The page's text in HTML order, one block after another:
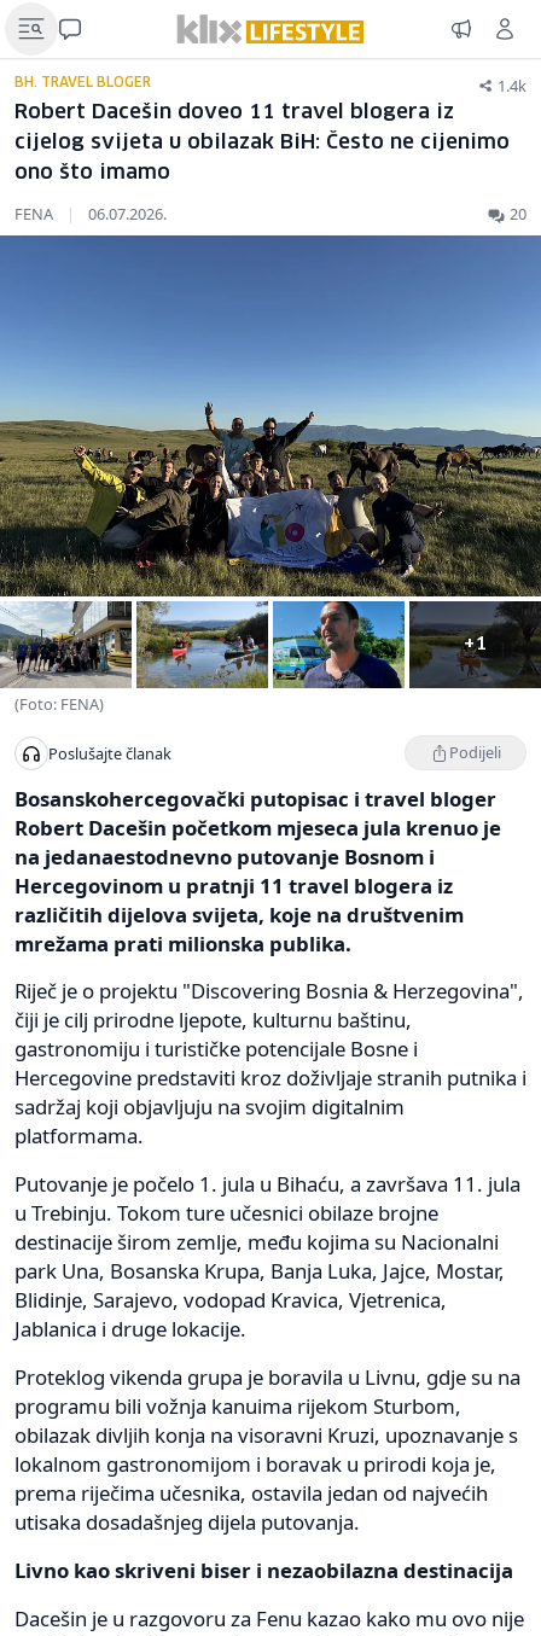
BH. TRAVEL BLOGER 1.4k
Robert Dacešin doveo 11 travel blogera iz
cijelog svijeta u obilazak BiH: Često ne cijenimo
ono što imamo
FENA | 06.07.2026. 20
+1
(Foto: FENA)
Poslušajte članak Podijeli
Bosanskohercegovački putopisac i travel bloger
Robert Dacešin početkom mjeseca jula krenuo je
na jedanaestodnevno putovanje Bosnom i
Hercegovinom u pratnji 11 travel blogera iz
različitih dijelova svijeta, koje na društvenim
mrežama prati milionska publika.
Riječ je o projektu "Discovering Bosnia & Herzegovina",
čiji je cilj prirodne ljepote, kulturnu baštinu,
gastronomiju i turističke potencijale Bosne i
Hercegovine predstaviti kroz doživljaje stranih putnika i
sadržaj koji objavljuju na svojim digitalnim
platformama.
Putovanje je počelo 1. jula u Bihaću, a završava 11. jula
u Trebinju. Tokom ture učesnici obilaze brojne
destinacije širom zemlje, među kojima su Nacionalni
park Una, Bosanska Krupa, Banja Luka, Jajce, Mostar,
Blidinje, Sarajevo, vodopad Kravica, Vjetrenica,
Jablanica i druge lokacije.
Proteklog vikenda grupa je boravila u Livnu, gdje su na
programu bili vožnja kanuima rijekom Sturbom,
obilazak divljih konja na visoravni Kruzi, upoznavanje s
lokalnom gastronomijom i boravak u prirodi koja je,
prema riječima učesnika, ostavila jedan od najvećih
utisaka dosadašnjeg dijela putovanja.
Livno kao skriveni biser i nezaobilazna destinacija
Dacešin je u razgovoru za Fenu kazao kako mu ovo nije